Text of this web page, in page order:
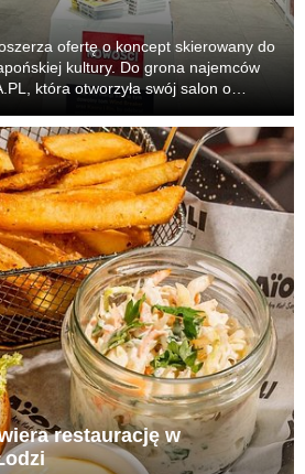
ofertę o koncept skierowany do
kultury. Do grona najemców
która otworzyła swój salon o
w Łodzi. Klienc...
restaurację w